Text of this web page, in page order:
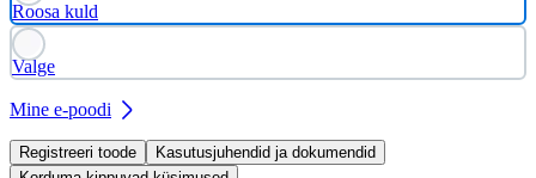
Roosa kuld
Valge
Mine e-poodi
Registreeri toode
Kasutusjuhendid ja dokumendid